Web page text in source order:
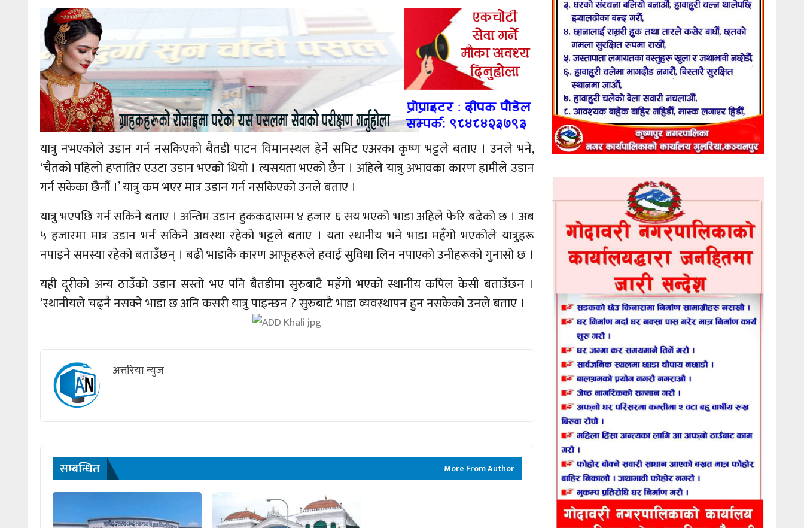
यात्रु नभएकोले उडान गर्न नसकिएको बैतडी पाटन विमानस्थल हेर्ने समिट एअरका कृष्ण भट्टले बताए । उनले भने,
‘चैतको पहिलो हप्तातिर एउटा उडान भएको थियो । त्यसयता भएको छैन । अहिले यात्रु अभावका कारण हामीले उडान
गर्न सकेका छैनौं ।’ यात्रु कम भएर मात्र उडान गर्न नसकिएको उनले बताए ।
यात्रु भएपछि गर्न सकिने बताए । अन्तिम उडान हुककदासम्म ४ हजार ६ सय भएको भाडा अहिले फेरि बढेको छ । अब
५ हजारमा मात्र उडान भर्न सकिने अवस्था रहेको भट्टले बताए । यता स्थानीय भने भाडा महँगो भएकोले यात्रुहरू
नपाइने समस्या रहेको बताउँछन् । बढी भाडाकै कारण आफूहरूले हवाई सुविधा लिन नपाएको उनीहरूको गुनासो छ ।
यही दूरीको अन्य ठाउँको उडान सस्तो भए पनि बैतडीमा सुरुबाटै महँगो भएको स्थानीय कपिल केसी बताउँछन ।
‘स्थानीयले चढ्नै नसक्ने भाडा छ अनि कसरी यात्रु पाइन्छन ? सुरुबाटै भाडा व्यवस्थापन हुन नसकेको उनले बताए ।
अत्तरिया न्युज
सम्बन्धित More From Author